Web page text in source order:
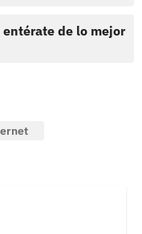
entérate de lo mejor